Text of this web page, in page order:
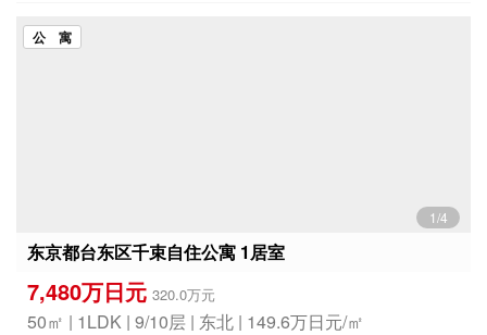
公 寓
1/4
东京都台东区千束自住公寓 1居室
7,480万日元 320.0万元
50㎡ | 1LDK | 9/10层 | 东北 | 149.6万日元/㎡